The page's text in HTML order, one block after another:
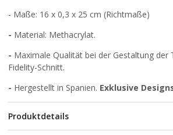
- Maße: 16 x 0,3 x 25 cm (Richtmaße)
- Material: Methacrylat.
- Maximale Qualität bei der Gestaltung der
Fidelity-Schnitt.
- Hergestellt in Spanien. Exklusive
Produktdetails